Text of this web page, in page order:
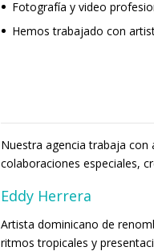
Fotografía y video
Hemos trabajado con
Nuestra agencia trabaja
colaboraciones especiales,
Eddy Herrera
Artista dominicano de
ritmos tropicales y